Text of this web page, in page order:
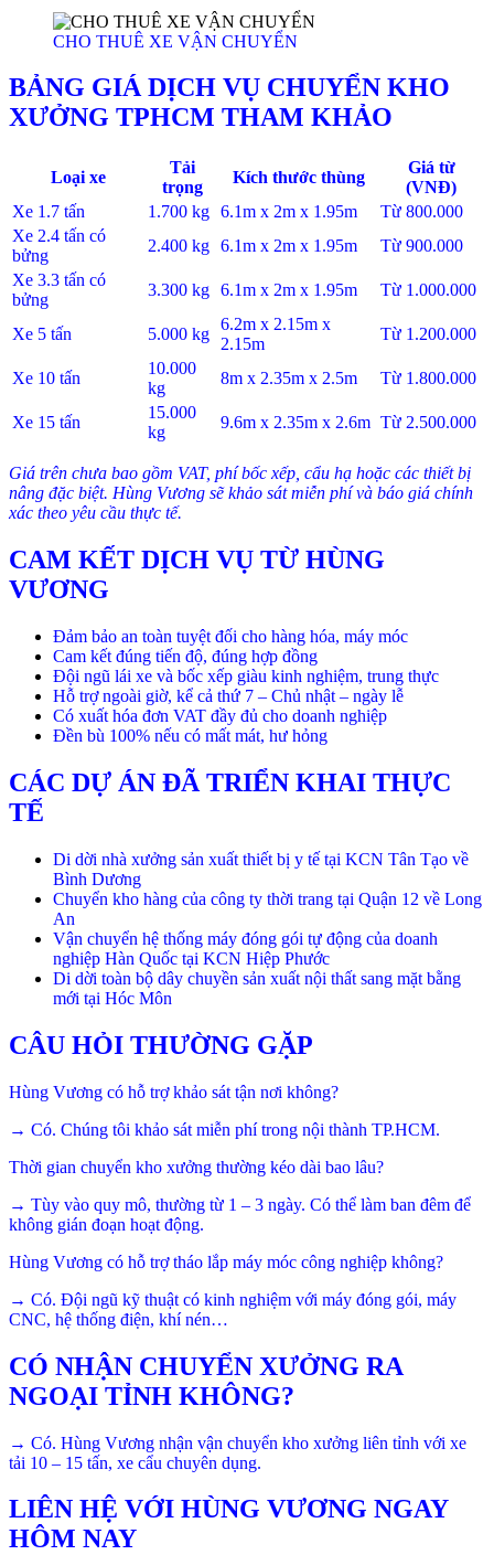
CHO THUÊ XE VẬN CHUYỂN
BẢNG GIÁ DỊCH VỤ CHUYỂN KHO
XƯỞNG TPHCM THAM KHẢO
Loại xe
Tải
trọng
Kích thước thùng
Giá từ
(VNĐ)
Xe 1.7 tấn
1.700 kg 6.1m x 2m x 1.95m
Từ 800.000
Xe 2.4 tấn có
bửng
2.400 kg 6.1m x 2m x 1.95m
Từ 900.000
Xe 3.3 tấn có
bửng
3.300 kg 6.1m x 2m x 1.95m Từ 1.000.000
Xe 5 tấn 5.000 kg
6.2m x 2.15m x
2.15m
Từ 1.200.000
Xe 10 tấn
10.000
kg
8m x 2.35m x 2.5m Từ 1.800.000
Xe 15 tấn
15.000
kg
9.6m x 2.35m x 2.6m Từ 2.500.000
Giá trên chưa bao gồm VAT, phí bốc xếp, cẩu hạ hoặc các thiết bị
nâng đặc biệt. Hùng Vương sẽ khảo sát miễn phí và báo giá chính
xác theo yêu cầu thực tế.
CAM KẾT DỊCH VỤ TỪ HÙNG
VƯƠNG
Đảm bảo an toàn tuyệt đối cho hàng hóa, máy móc
Cam kết đúng tiến độ, đúng hợp đồng
Đội ngũ lái xe và bốc xếp giàu kinh nghiệm, trung thực
Hỗ trợ ngoài giờ, kể cả thứ 7 – Chủ nhật – ngày lễ
Có xuất hóa đơn VAT đầy đủ cho doanh nghiệp
Đền bù 100% nếu có mất mát, hư hỏng
CÁC DỰ ÁN ĐÃ TRIỂN KHAI THỰC
TẾ
Di dời nhà xưởng sản xuất thiết bị y tế tại KCN Tân Tạo về
Bình Dương
Chuyển kho hàng của công ty thời trang tại Quận 12 về Long
An
Vận chuyển hệ thống máy đóng gói tự động của doanh
nghiệp Hàn Quốc tại KCN Hiệp Phước
Di dời toàn bộ dây chuyền sản xuất nội thất sang mặt bằng
mới tại Hóc Môn
CÂU HỎI THƯỜNG GẶP
Hùng Vương có hỗ trợ khảo sát tận nơi không?
→ Có. Chúng tôi khảo sát miễn phí trong nội thành TP.HCM.
Thời gian chuyển kho xưởng thường kéo dài bao lâu?
→ Tùy vào quy mô, thường từ 1 – 3 ngày. Có thể làm ban đêm để
không gián đoạn hoạt động.
Hùng Vương có hỗ trợ tháo lắp máy móc công nghiệp không?
→ Có. Đội ngũ kỹ thuật có kinh nghiệm với máy đóng gói, máy
CNC, hệ thống điện, khí nén…
CÓ NHẬN CHUYỂN XƯỞNG RA
NGOẠI TỈNH KHÔNG?
→ Có. Hùng Vương nhận vận chuyển kho xưởng liên tỉnh với xe
tải 10 – 15 tấn, xe cẩu chuyên dụng.
LIÊN HỆ VỚI HÙNG VƯƠNG NGAY
HÔM NAY